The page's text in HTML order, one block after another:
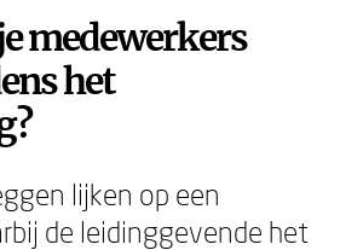
medewerkers
het
lijken op een
de leidinggevende het